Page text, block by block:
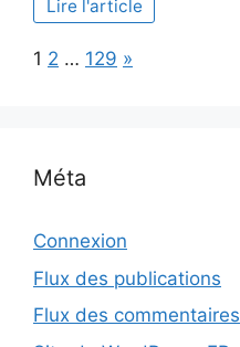
Lire l'article
Page:
1 2 … 129 Next
»
Méta
Connexion
Flux des publications
Flux des commentaires